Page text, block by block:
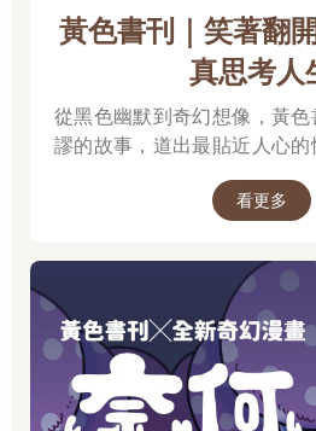
黃色書刊｜笑著翻
真思考人
從黑色幽默到奇幻想像，黃
謬的故事，道出最貼近人心的
的瞬間，都在他的筆下化成令
男子變成兔子的異世界冒險
章，更推出限量書衣版值得收
認識黃色書刊，或想一次補齊
都是走進黃色書刊漫畫世界的
看更多